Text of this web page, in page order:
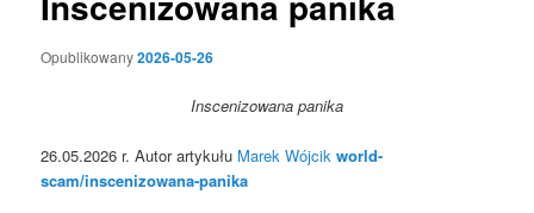
Opublikowany2026-05-26
Inscenizowana panika
26.05.2026 r. Autor artykułu Marek Wójcik world-
scam/inscenizowana-panika